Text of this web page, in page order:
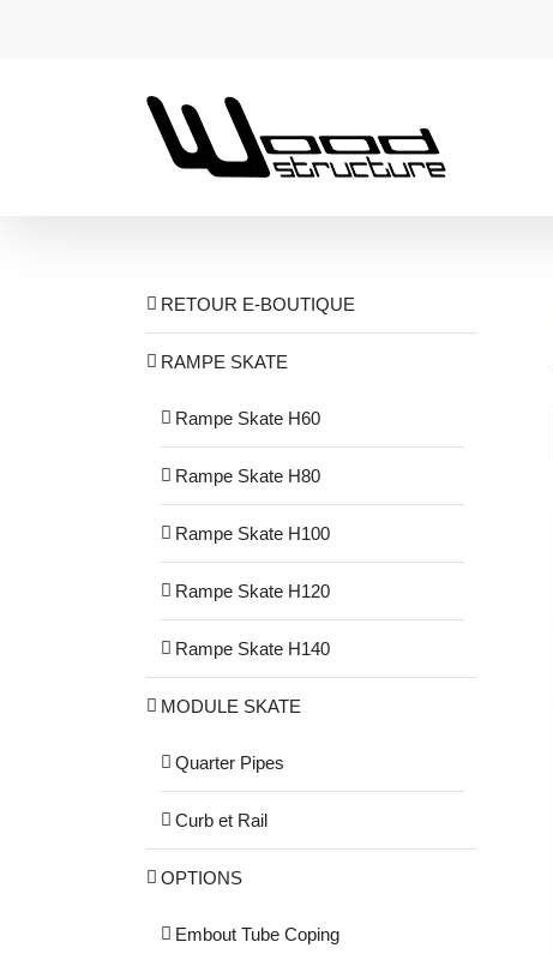
RETOUR E-BOUTIQUE
RAMPE SKATE
Rampe Skate H60
Rampe Skate H80
Rampe Skate H100
Rampe Skate H120
Rampe Skate H140
MODULE SKATE
Quarter Pipes
Curb et Rail
OPTIONS
Embout Tube Coping